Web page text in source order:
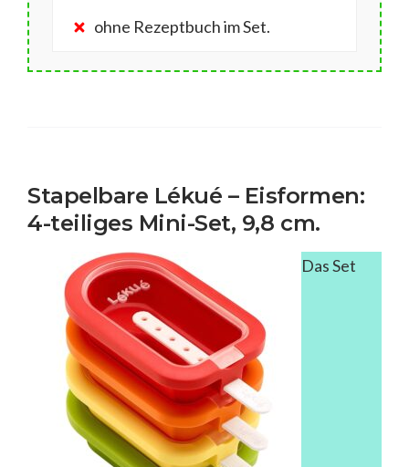
ohne Rezeptbuch im Set.
Stapelbare Lékué – Eisformen:
4-teiliges Mini-Set, 9,8 cm.
Das Set